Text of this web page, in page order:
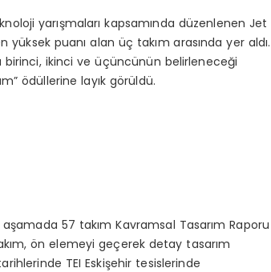
yarışmaları kapsamında düzenlenen Jet
yüksek puanı alan üç takım arasında yer aldı.
birinci, ikinci ve üçüncünün belirleneceği
ödüllerine layık görüldü.
57 takım Kavramsal Tasarım Raporu
ön elemeyi geçerek detay tasarım
TEI Eskişehir tesislerinde